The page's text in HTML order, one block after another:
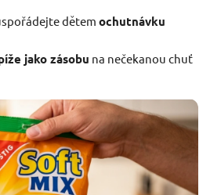
dětem ochutnávku
jako zásobu na nečekanou chuť